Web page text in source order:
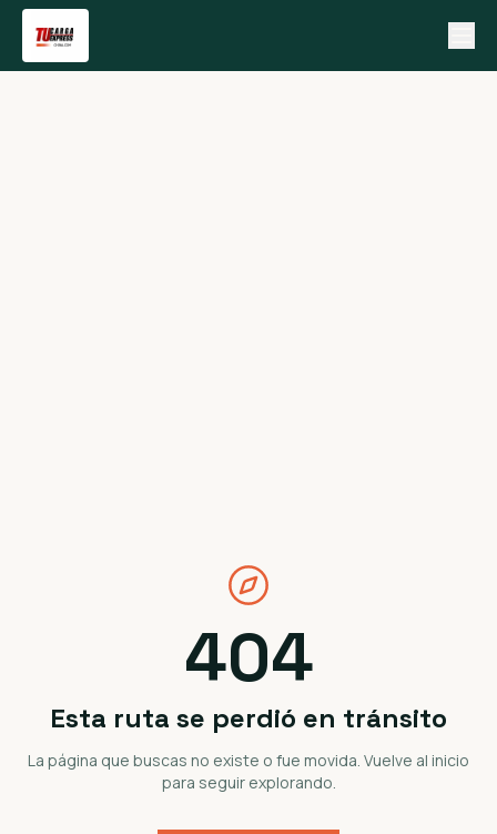
404
Esta ruta se perdió en tránsito
La página que buscas no existe o fue movida. Vuelve al inicio
para seguir explorando.